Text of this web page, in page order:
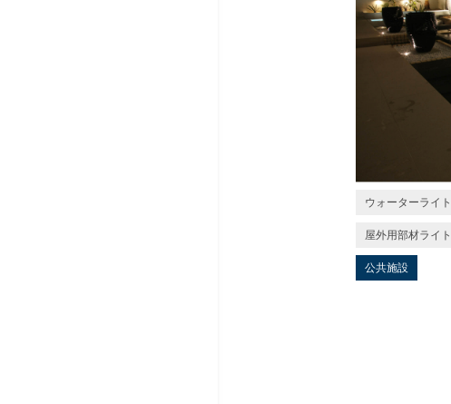
ウォーターライト
屋外用部材ライト
公共施設